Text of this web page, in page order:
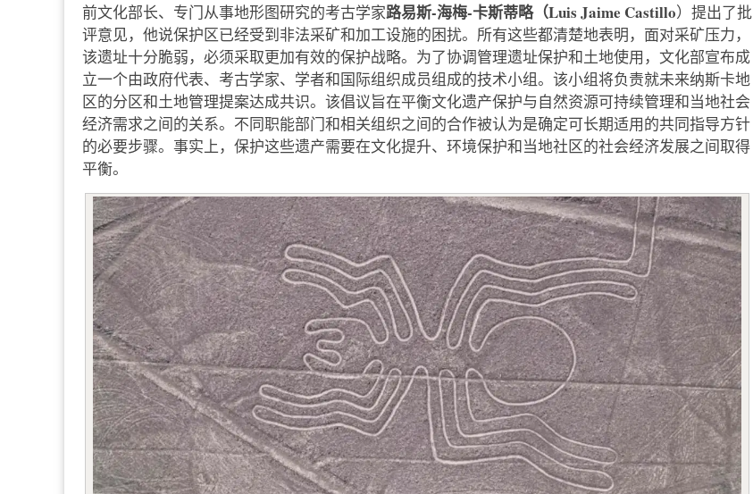
前文化部长、专门从事地形图研究的考古学家路易斯-海梅-卡斯蒂略（Luis Jaime Castillo）提出了批
评意见，他说保护区已经受到非法采矿和加工设施的困扰。所有这些都清楚地表明，面对采矿压力，
该遗址十分脆弱，必须采取更加有效的保护战略。为了协调管理遗址保护和土地使用，文化部宣布成
立一个由政府代表、考古学家、学者和国际组织成员组成的技术小组。该小组将负责就未来纳斯卡地
区的分区和土地管理提案达成共识。该倡议旨在平衡文化遗产保护与自然资源可持续管理和当地社会
经济需求之间的关系。不同职能部门和相关组织之间的合作被认为是确定可长期适用的共同指导方针
的必要步骤。事实上，保护这些遗产需要在文化提升、环境保护和当地社区的社会经济发展之间取得
平衡。